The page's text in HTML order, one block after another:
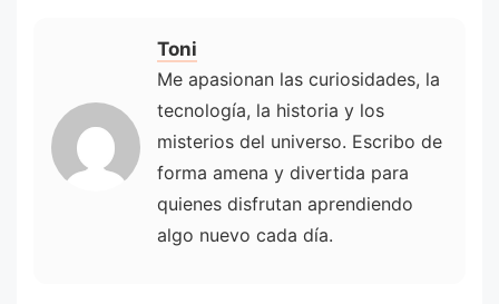
Toni
Me apasionan las curiosidades, la
tecnología, la historia y los
misterios del universo. Escribo de
forma amena y divertida para
quienes disfrutan aprendiendo
algo nuevo cada día.